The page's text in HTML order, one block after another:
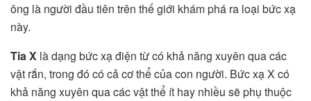
ông là người đầu tiên trên thế giới khám phá ra loại bức xạ
này.
Tia X là dạng bức xạ điện từ có khả năng xuyên qua các
vật rắn, trong đó có cả cơ thể của con người. Bức xạ X có
khả năng xuyên qua các vật thể ít hay nhiều sẽ phụ thuộc